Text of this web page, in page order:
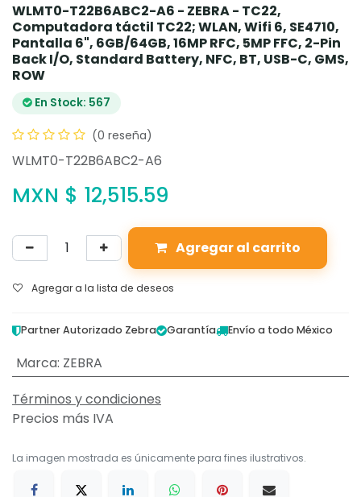
WLMT0-T22B6ABC2-A6 - ZEBRA - TC22,
Computadora táctil TC22; WLAN, Wifi 6, SE4710,
Pantalla 6", 6GB/64GB, 16MP RFC, 5MP FFC, 2-Pin
Back I/O, Standard Battery, NFC, BT, USB-C, GMS,
ROW
En Stock: 567
(0 reseña)
WLMT0-T22B6ABC2-A6
MXN $ 12,515.59
Agregar al carrito
Agregar a la lista de deseos
Partner Autorizado Zebra Garantía Envío a todo México
Marca: ZEBRA
Términos y condiciones
Precios más IVA
La imagen mostrada es únicamente para fines ilustrativos.